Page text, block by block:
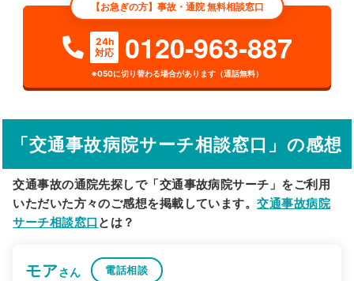
検索する
詳細条件で絞り込む
その他の検索方法
駅から探す 院名から探す
【お急ぎの方】事故・通院 無料相談窓口
24h
対応
0120-963-887
※050に切り替わる場合があります（通話無料）
「交通事故病院サーチ相談窓口」の感想
交通事故の通院先探しで「交通事故病院サーチ」をご利用
いただいた方々のご感想を掲載しています。交通事故病院
サーチ相談窓口 とは？
モアさん 電話相談